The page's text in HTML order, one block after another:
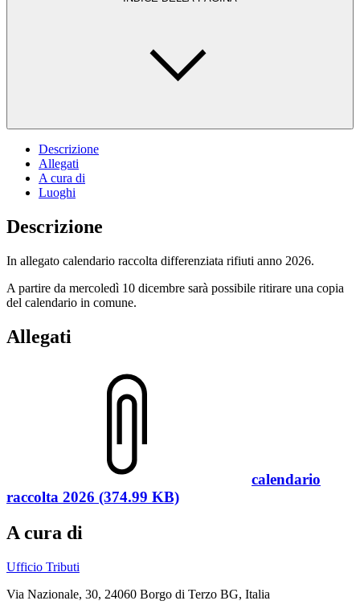
Descrizione
Allegati
A cura di
Luoghi
Descrizione
In allegato calendario raccolta differenziata rifiuti anno 2026.
A partire da mercoledì 10 dicembre sarà possibile ritirare una copia
del calendario in comune.
Allegati
calendario
raccolta 2026 (374.99 KB)
A cura di
Ufficio Tributi
Via Nazionale, 30, 24060 Borgo di Terzo BG, Italia